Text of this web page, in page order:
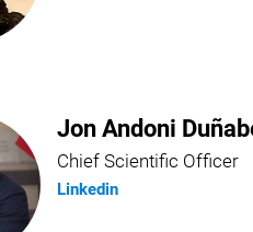
Jon Andoni
Chief Scientific Officer
Linkedin